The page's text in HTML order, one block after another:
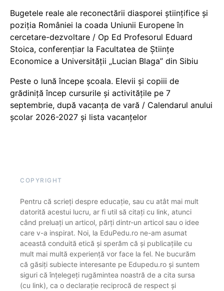
Bugetele reale ale reconectării diasporei științifice și
poziția României la coada Uniunii Europene în
cercetare-dezvoltare / Op Ed Profesorul Eduard
Stoica, conferențiar la Facultatea de Științe
Economice a Universității „Lucian Blaga” din Sibiu
Peste o lună începe școala. Elevii și copiii de
grădiniță încep cursurile și activitățile pe 7
septembrie, după vacanța de vară / Calendarul anului
școlar 2026-2027 și lista vacanțelor
COPYRIGHT
Pentru că scrieți despre educație, sau cu atât mai mult
datorită acestui lucru, ar fi util să citați cu link, atunci
când preluați un articol, părți dintr-un articol sau o idee
care v-a inspirat. Noi, la EduPedu.ro ne-am asumat
această conduită etică și sperăm că și publicațiile cu
mult mai multă experiență vor face la fel. Ne bucurăm
că găsiți subiecte interesante pe Edupedu.ro și suntem
siguri că înțelegeți rugămintea noastră de a cita sursa
(cu link), ca o declarație reciprocă de respect și